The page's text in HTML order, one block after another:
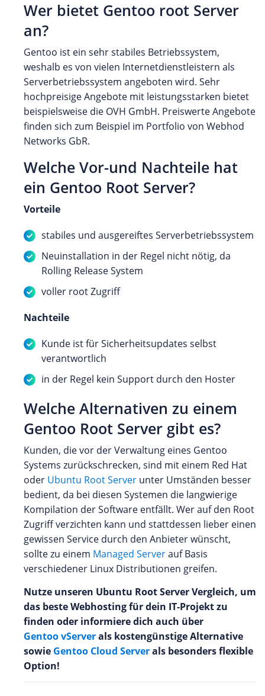
Wer bietet Gentoo root Server
an?
Gentoo ist ein sehr stabiles Betriebssystem,
weshalb es von vielen Internetdienstleistern als
Serverbetriebssystem angeboten wird. Sehr
hochpreisige Angebote mit leistungsstarken bietet
beispielsweise die OVH GmbH. Preiswerte Angebote
finden sich zum Beispiel im Portfolio von Webhod
Networks GbR.
Welche Vor-und Nachteile hat
ein Gentoo Root Server?
Vorteile
stabiles und ausgereiftes Serverbetriebssystem
Neuinstallation in der Regel nicht nötig, da
Rolling Release System
voller root Zugriff
Nachteile
Kunde ist für Sicherheitsupdates selbst
verantwortlich
in der Regel kein Support durch den Hoster
Welche Alternativen zu einem
Gentoo Root Server gibt es?
Kunden, die vor der Verwaltung eines Gentoo
Systems zurückschrecken, sind mit einem Red Hat
oder Ubuntu Root Server unter Umständen besser
bedient, da bei diesen Systemen die langwierige
Kompilation der Software entfällt. Wer auf den Root
Zugriff verzichten kann und stattdessen lieber einen
gewissen Service durch den Anbieter wünscht,
sollte zu einem Managed Serverauf Basis
verschiedener Linux Distributionen greifen.
Nutze unseren Ubuntu Root Server Vergleich, um
das beste Webhosting für dein IT-Projekt zu
finden oder informiere dich auch über
Gentoo vServerals kostengünstige Alternative
sowie Gentoo Cloud Serverals besonders flexible
Option!